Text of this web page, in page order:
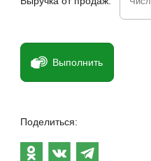
Выполнить
Поделиться: